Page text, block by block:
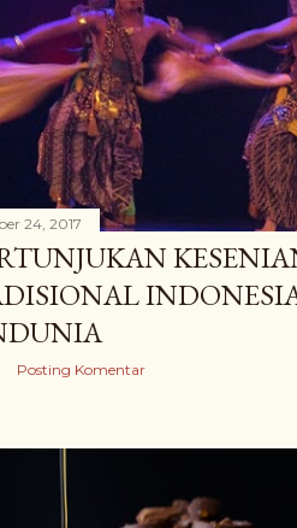
24, 2017
Posting Komentar